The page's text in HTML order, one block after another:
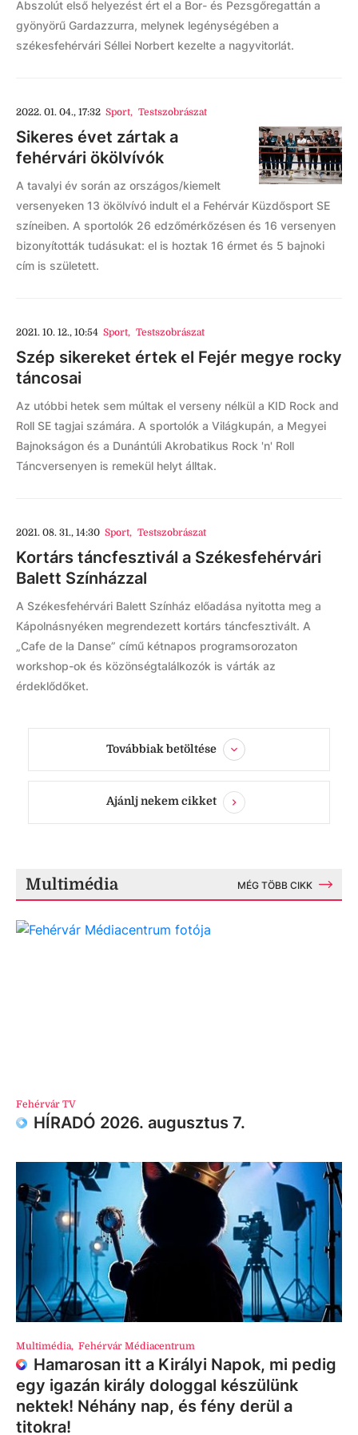
Abszolút első helyezést ért el a Bor- és Pezsgőregattán a
gyönyörű Gardazzurra, melynek legénységében a
székesfehérvári Séllei Norbert kezelte a nagyvitorlát.
2022. 01. 04., 17:32 Sport, Testszobrászat
Sikeres évet zártak a
fehérvári ökölvívók
A tavalyi év során az országos/kiemelt
versenyeken 13 ökölvívó indult el a Fehérvár Küzdősport SE
színeiben. A sportolók 26 edzőmérkőzésen és 16 versenyen
bizonyították tudásukat: el is hoztak 16 érmet és 5 bajnoki
cím is született.
2021. 10. 12., 10:54 Sport, Testszobrászat
Szép sikereket értek el Fejér megye rocky
táncosai
Az utóbbi hetek sem múltak el verseny nélkül a KID Rock and
Roll SE tagjai számára. A sportolók a Világkupán, a Megyei
Bajnokságon és a Dunántúli Akrobatikus Rock 'n' Roll
Táncversenyen is remekül helyt álltak.
2021. 08. 31., 14:30 Sport, Testszobrászat
Kortárs táncfesztivál a Székesfehérvári
Balett Színházzal
A Székesfehérvári Balett Színház előadása nyitotta meg a
Kápolnásnyéken megrendezett kortárs táncfesztivált. A
„Cafe de la Danse” című kétnapos programsorozaton
workshop-ok és közönségtalálkozók is várták az
érdeklődőket.
Továbbiak betöltése
Ajánlj nekem cikket
Multimédia MÉG TÖBB CIKK
Fehérvár TV
HÍRADÓ 2026. augusztus 7.
Multimédia, Fehérvár Médiacentrum
Hamarosan itt a Királyi Napok, mi pedig
egy igazán király dologgal készülünk
nektek! Néhány nap, és fény derül a
titokra!